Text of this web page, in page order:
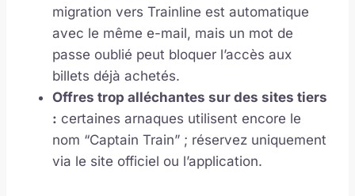
migration vers Trainline est automatique
avec le même e-mail, mais un mot de
passe oublié peut bloquer l’accès aux
billets déjà achetés.
Offres trop alléchantes sur des sites tiers
: certaines arnaques utilisent encore le
nom “Captain Train” ; réservez uniquement
via le site officiel ou l’application.